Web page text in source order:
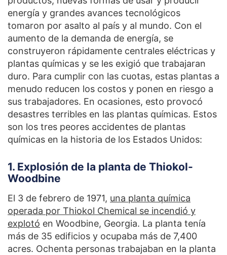
energía y grandes avances tecnológicos
tomaron por asalto al país y al mundo. Con el
aumento de la demanda de energía, se
construyeron rápidamente centrales eléctricas y
plantas químicas y se les exigió que trabajaran
duro. Para cumplir con las cuotas, estas plantas a
menudo reducen los costos y ponen en riesgo a
sus trabajadores. En ocasiones, esto provocó
desastres terribles en las plantas químicas. Estos
son los tres peores accidentes de plantas
químicas en la historia de los Estados Unidos:
1. Explosión de la planta de Thiokol-
Woodbine
El 3 de febrero de 1971, una planta química
operada por Thiokol Chemical se incendió y
explotó en Woodbine, Georgia. La planta tenía
más de 35 edificios y ocupaba más de 7,400
acres. Ochenta personas trabajaban en la planta